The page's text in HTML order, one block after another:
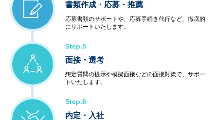
書類作成・応募・推薦
応募書類のサポートや、応募手続き代行など、徹底的
にサポートいたします。
Step.5
面接・選考
想定質問の提示や模擬面接などの面接対策で、サポー
トいたします。
Step.6
内定・入社